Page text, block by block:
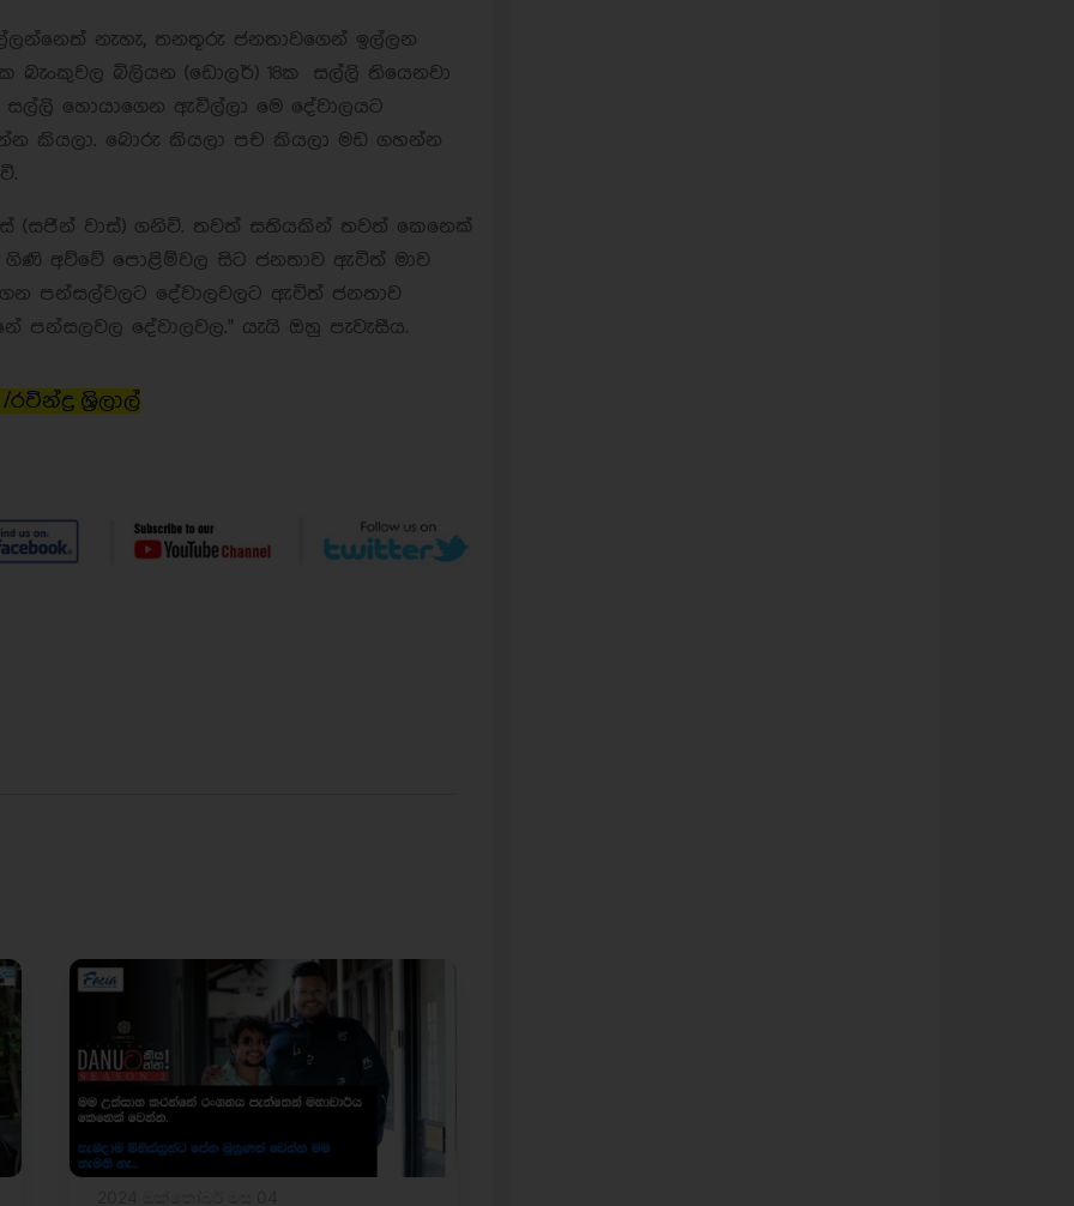
නැහැ, තනතූරු ජනතාවගෙන් ඉල්ලන
බිලියන (ඩොලර්) 18ක සල්ලි තියෙනවා
හොයාගෙන ඇවිල්ලා මෙ දේවාලයට
කියලා. බොරු කියලා පච කියලා මඩ ගහන්න
(සජින් වාස්) ගනිවි. තවත් සතියකින් තවත් කෙනෙක්
ගිණි අව්වේ පොළිම්වල සිට ජනතාව ඇවිත් මාව
පන්සල්වලට දේවාලවලට ඇවිත් ජනතාව
දේවාලවල." යැයි ඔහු පැවැසීය.
ශි‍්‍රලාල්